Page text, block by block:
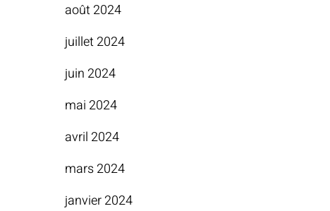
août 2024
juillet 2024
juin 2024
mai 2024
avril 2024
mars 2024
janvier 2024